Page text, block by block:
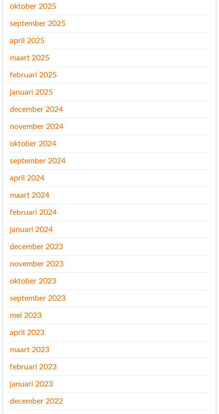
oktober 2025
september 2025
april 2025
maart 2025
februari 2025
januari 2025
december 2024
november 2024
oktober 2024
september 2024
april 2024
maart 2024
februari 2024
januari 2024
december 2023
november 2023
oktober 2023
september 2023
mei 2023
april 2023
maart 2023
februari 2023
januari 2023
december 2022